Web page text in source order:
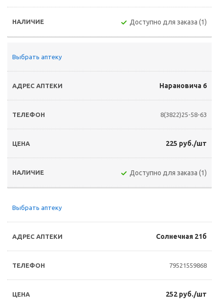
Доступно для заказа (1)
Выбрать аптеку
Нарановича 6
8(3822)25-58-63
225 руб./шт
Доступно для заказа (1)
Выбрать аптеку
Солнечная 21б
79521559868
252 руб./шт